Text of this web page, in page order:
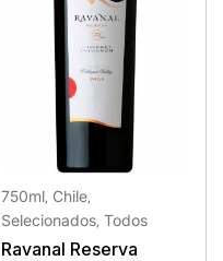
750ml, Chile,
Selecionados, Todos
Ravanal Reserva